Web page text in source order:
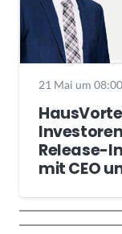
21 Mai um
Release-
mit CEO